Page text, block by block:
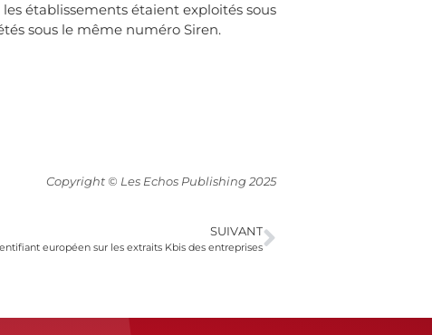
établissements étaient exploités sous
sous le même numéro Siren.
Copyright © Les Echos Publishing 2025
SUIVANT
européen sur les extraits Kbis des entreprises